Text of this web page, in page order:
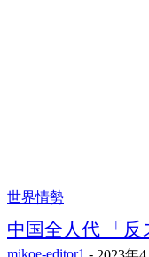
世界情勢
中国全人代 「
mikoe-editor1 -